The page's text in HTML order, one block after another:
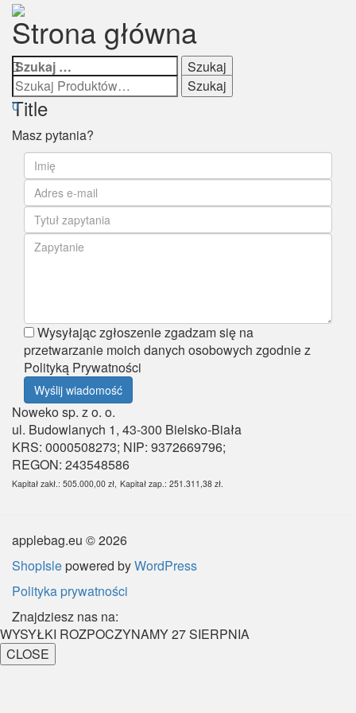
0
Strona główna
Szukaj:
Title
Masz pytania?
Wysyłając zgłoszenie zgadzam się na
przetwarzanie moich danych osobowych zgodnie z
Polityką Prywatności
Wyślij wiadomość
Noweko sp. z o. o.
ul. Budowlanych 1, 43-300 Bielsko-Biała
KRS: 0000508273; NIP: 9372669796;
REGON: 243548586
Kapitał zakł.: 505.000,00 zł, Kapitał zap.: 251.311,38 zł.
applebag.eu © 2026
ShopIslepowered byWordPress
Polityka prywatności
Znajdziesz nas na:
WYSYŁKI ROZPOCZYNAMY 27 SIERPNIA
CLOSE